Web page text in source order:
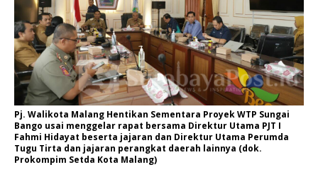
Pj. Walikota Malang Hentikan Sementara Proyek WTP Sungai
Bango usai menggelar rapat bersama Direktur Utama PJT I
Fahmi Hidayat beserta jajaran dan Direktur Utama Perumda
Tugu Tirta dan jajaran perangkat daerah lainnya (dok.
Prokompim Setda Kota Malang)